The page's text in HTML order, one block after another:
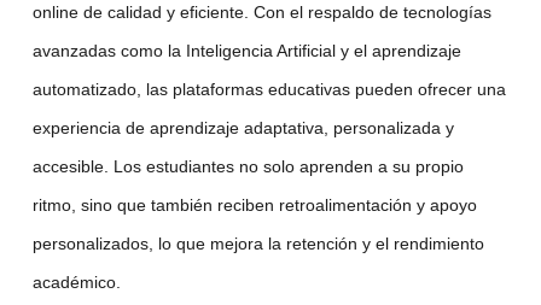
online de calidad y eficiente. Con el respaldo de tecnologías
avanzadas como la Inteligencia Artificialy el aprendizaje
automatizado, las plataformas educativaspueden ofrecer una
experiencia de aprendizaje adaptativa, personalizada y
accesible. Los estudiantes no solo aprenden a su propio
ritmo, sino que también reciben retroalimentación y apoyo
personalizados, lo que mejora la retención y el rendimiento
académico.